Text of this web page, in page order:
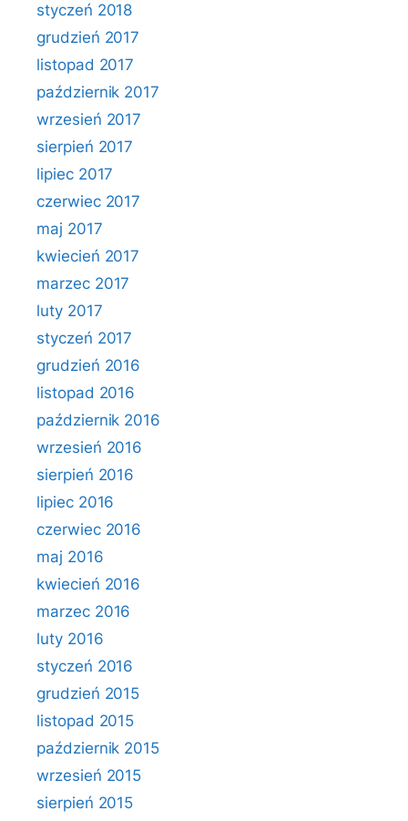
styczeń 2018
grudzień 2017
listopad 2017
październik 2017
wrzesień 2017
sierpień 2017
lipiec 2017
czerwiec 2017
maj 2017
kwiecień 2017
marzec 2017
luty 2017
styczeń 2017
grudzień 2016
listopad 2016
październik 2016
wrzesień 2016
sierpień 2016
lipiec 2016
czerwiec 2016
maj 2016
kwiecień 2016
marzec 2016
luty 2016
styczeń 2016
grudzień 2015
listopad 2015
październik 2015
wrzesień 2015
sierpień 2015